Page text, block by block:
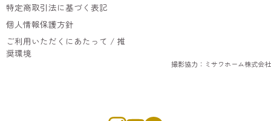
特定商取引法に基づく表記
個人情報保護方針
ご利用いただくにあたって / 推
奨環境
撮影協力：ミサワホーム株式会社